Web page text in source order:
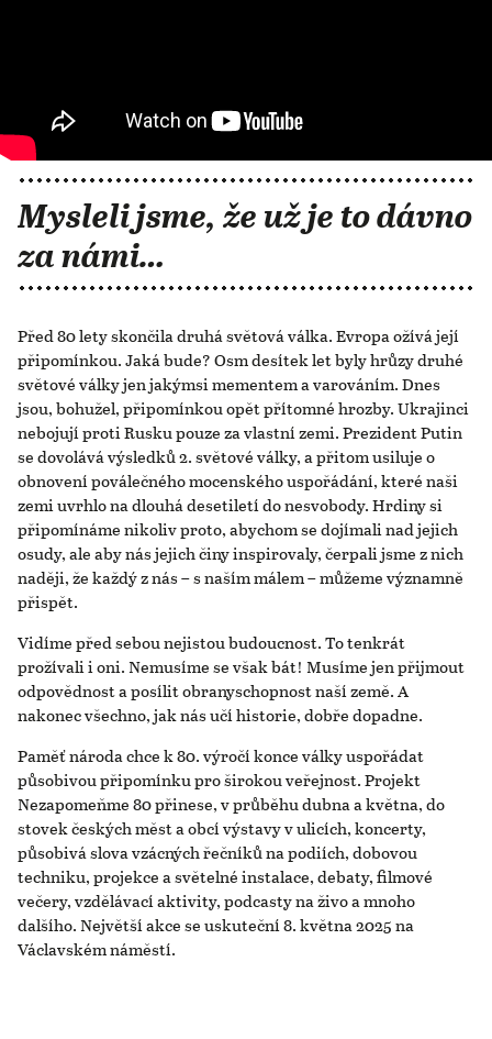
Mysleli jsme, že už je to dávno
za námi…
Před 80 lety skončila druhá světová válka. Evropa ožívá její
připomínkou. Jaká bude? Osm desítek let byly hrůzy druhé
světové války jen jakýmsi mementem a varováním. Dnes
jsou, bohužel, připomínkou opět přítomné hrozby. Ukrajinci
nebojují proti Rusku pouze za vlastní zemi. Prezident Putin
se dovolává výsledků 2. světové války, a přitom usiluje o
obnovení poválečného mocenského uspořádání, které naši
zemi uvrhlo na dlouhá desetiletí do nesvobody. Hrdiny si
připomínáme nikoliv proto, abychom se dojímali nad jejich
osudy, ale aby nás jejich činy inspirovaly, čerpali jsme z nich
naději, že každý z nás – s naším málem – můžeme významně
přispět.
Vidíme před sebou nejistou budoucnost. To tenkrát
prožívali i oni. Nemusíme se však bát! Musíme jen přijmout
odpovědnost a posílit obranyschopnost naší země. A
nakonec všechno, jak nás učí historie, dobře dopadne.
Paměť národa chce k 80. výročí konce války uspořádat
působivou připomínku pro širokou veřejnost. Projekt
Nezapomeňme 80 přinese, v průběhu dubna a května, do
stovek českých měst a obcí výstavy v ulicích, koncerty,
působivá slova vzácných řečníků na podiích, dobovou
techniku, projekce a světelné instalace, debaty, filmové
večery, vzdělávací aktivity, podcasty na živo a mnoho
dalšího. Největší akce se uskuteční 8. května 2025 na
Václavském náměstí.